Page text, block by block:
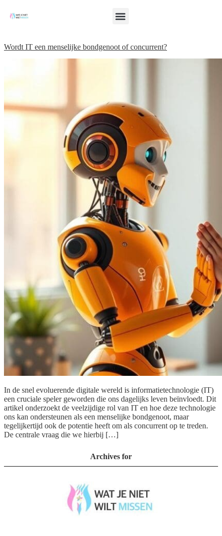
Wordt IT een menselijke bondgenoot of concurrent?
In de snel evoluerende digitale wereld is informatietechnologie (IT)
een cruciale speler geworden die ons dagelijks leven beïnvloedt. Dit
artikel onderzoekt de veelzijdige rol van IT en hoe deze technologie
ons kan ondersteunen als een menselijke bondgenoot, maar
tegelijkertijd ook de potentie heeft om als concurrent op te treden.
De centrale vraag die we hierbij […]
Archives for